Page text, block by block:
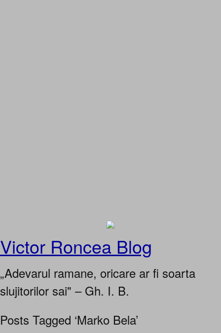
Victor Roncea Blog
„Adevarul ramane, oricare ar fi soarta
slujitorilor sai" – Gh. I. B.
Posts Tagged ‘Marko Bela’